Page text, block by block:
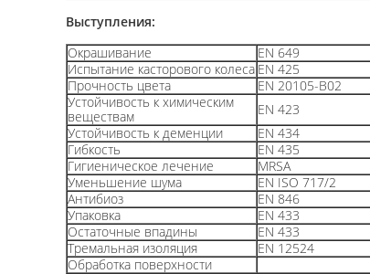
Выступления:
Окрашивание
EN 649
Испытание касторового колеса EN 425
Прочность цвета
EN 20105-B02
Устойчивость к химическим
веществам
EN 423
Устойчивость к деменции
EN 434
Гибкость
EN 435
Гигиеническое лечение
MRSA
Уменьшение шума
EN ISO 717/2
Антибиоз
EN 846
Упаковка
EN 433
Остаточные впадины
EN 433
Тремальная изоляция
EN 12524
Обработка поверхности